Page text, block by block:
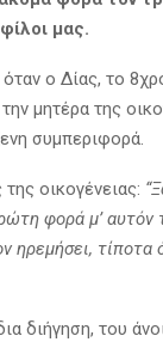
μας.
ο Δίας, το
μητέρα της
συμπεριφορά.
οικογένειας:
φορά μ’
ηρεμήσει, τίποτα
διήγηση, του